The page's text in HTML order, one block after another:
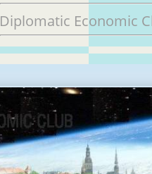
Diplomatic Economic